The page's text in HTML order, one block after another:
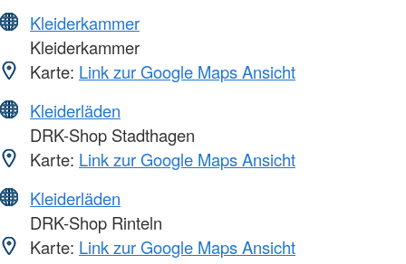
Kleiderkammer
Kleiderkammer
Karte: Link zur Google Maps Ansicht
Kleiderläden
DRK-Shop Stadthagen
Karte: Link zur Google Maps Ansicht
Kleiderläden
DRK-Shop Rinteln
Karte: Link zur Google Maps Ansicht